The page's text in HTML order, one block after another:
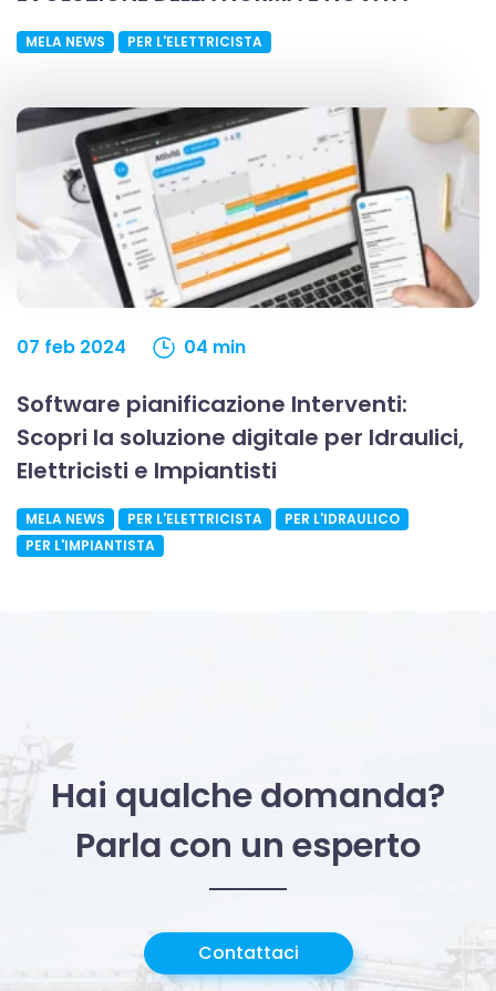
Utilizziamo i cookie per personalizzare contenuti ed
annunci, per fornire funzionalità dei social media e per
nostri partner che si occupano di analisi dei dati web,
pubblicità e social media, i quali potrebbero combinarle
con altre informazioni che hai fornito loro o che hanno
raccolto dal tuo utilizzo dei loro servizi.
MELA NEWS PER L'ELETTRICISTA
07 feb 2024 04 min
Software pianificazione Interventi:
Scopri la soluzione digitale per Idraulici,
Elettricisti e Impiantisti
MELA NEWS PER L'ELETTRICISTA
PER L'IDRAULICO
PER L'IMPIANTISTA
Hai qualche domanda?
Parla con un esperto
Contattaci